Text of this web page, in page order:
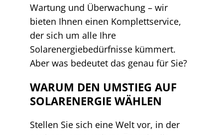
Wartung und Überwachung – wir
bieten Ihnen einen Komplettservice,
der sich um alle Ihre
Solarenergiebedürfnisse kümmert.
Aber was bedeutet das genau für Sie?
WARUM DEN UMSTIEG AUF
SOLARENERGIE WÄHLEN
Stellen Sie sich eine Welt vor, in der